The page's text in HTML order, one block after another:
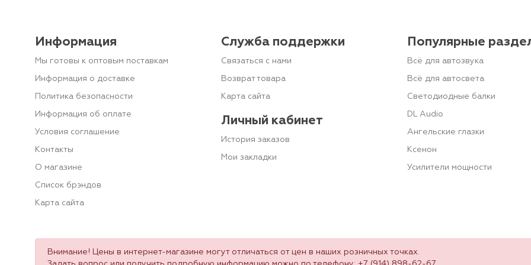
Информация
Мы готовы к оптовым поставкам
Информация о доставке
Политика безопасности
Информация об оплате
Условия соглашение
Контакты
О магазине
Список брэндов
Карта сайта
Служба поддержки
Связаться с нами
Возврат товара
Карта сайта
Личный кабинет
История заказов
Мои закладки
Популярные
Всё для автозвука
Всё для автосвета
Светодиодные балки
DL Audio
Ангельские глазки
Ксенон
Усилители мощности
Внимание! Цены в интернет-магазине могут отличаться от цен в наших розничных точках.